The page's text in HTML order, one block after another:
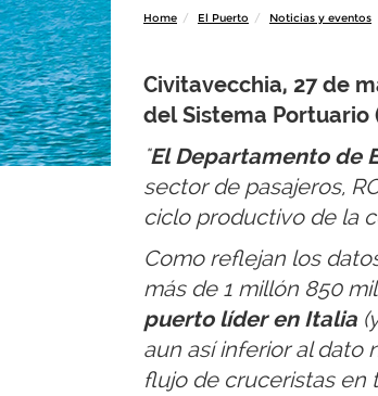
Home El Puerto Noticias y eventos
Civitavecchia, 27 de
del Sistema Portuario
"El Departamento de
sector de pasajeros,
ciclo productivo de la
Como reflejan los
más de 1 millón 850
puerto líder en Italia
aun así inferior al dato
flujo de cruceristas en